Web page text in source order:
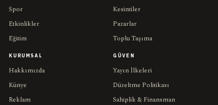
Spor
Etkinlikler
Eğitim
Kesintiler
Pazarlar
Toplu Taşıma
KURUMSAL
Hakkımızda
Künye
Reklam
GÜVEN
Yayın İlkeleri
Düzeltme Politikası
Sahiplik & Finansman